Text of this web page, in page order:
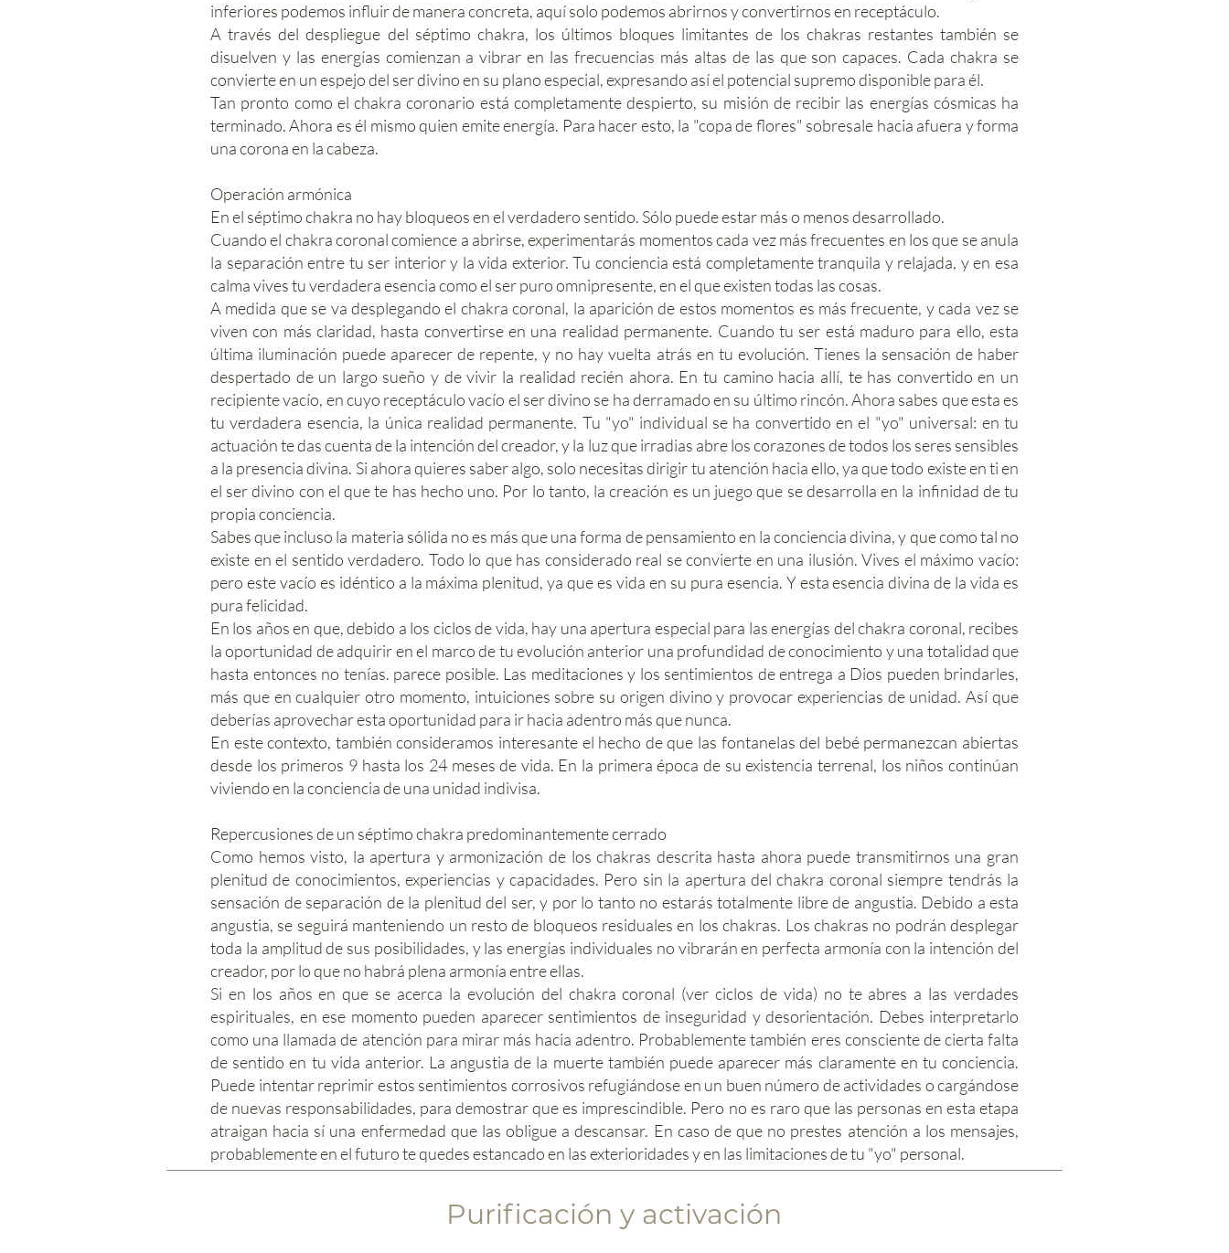
Purificación y activación
inferiores podemos influir de manera concreta, aquí solo podemos abrirnos y convertirnos en receptáculo.
A través del despliegue del séptimo chakra, los últimos bloques limitantes de los chakras restantes también se
disuelven y las energías comienzan a vibrar en las frecuencias más altas de las que son capaces. Cada chakra se
convierte en un espejo del ser divino en su plano especial, expresando así el potencial supremo disponible para él.
Tan pronto como el chakra coronario está completamente despierto, su misión de recibir las energías cósmicas ha
terminado. Ahora es él mismo quien emite energía. Para hacer esto, la "copa de flores" sobresale hacia afuera y forma
una corona en la cabeza.
Operación armónica
En el séptimo chakra no hay bloqueos en el verdadero sentido. Sólo puede estar más o menos desarrollado.
Cuando el chakra coronal comience a abrirse, experimentarás momentos cada vez más frecuentes en los que se anula
la separación entre tu ser interior y la vida exterior. Tu conciencia está completamente tranquila y relajada, y en esa
calma vives tu verdadera esencia como el ser puro omnipresente, en el que existen todas las cosas.
A medida que se va desplegando el chakra coronal, la aparición de estos momentos es más frecuente, y cada vez se
viven con más claridad, hasta convertirse en una realidad permanente. Cuando tu ser está maduro para ello, esta
última iluminación puede aparecer de repente, y no hay vuelta atrás en tu evolución. Tienes la sensación de haber
despertado de un largo sueño y de vivir la realidad recién ahora. En tu camino hacia allí, te has convertido en un
recipiente vacío, en cuyo receptáculo vacío el ser divino se ha derramado en su último rincón. Ahora sabes que esta es
tu verdadera esencia, la única realidad permanente. Tu "yo" individual se ha convertido en el "yo" universal: en tu
actuación te das cuenta de la intención del creador, y la luz que irradias abre los corazones de todos los seres sensibles
a la presencia divina. Si ahora quieres saber algo, solo necesitas dirigir tu atención hacia ello, ya que todo existe en ti en
el ser divino con el que te has hecho uno. Por lo tanto, la creación es un juego que se desarrolla en la infinidad de tu
propia conciencia.
Sabes que incluso la materia sólida no es más que una forma de pensamiento en la conciencia divina, y que como tal no
existe en el sentido verdadero. Todo lo que has considerado real se convierte en una ilusión. Vives el máximo vacío:
pero este vacío es idéntico a la máxima plenitud, ya que es vida en su pura esencia. Y esta esencia divina de la vida es
pura felicidad.
En los años en que, debido a los ciclos de vida, hay una apertura especial para las energías del chakra coronal, recibes
la oportunidad de adquirir en el marco de tu evolución anterior una profundidad de conocimiento y una totalidad que
hasta entonces no tenías. parece posible. Las meditaciones y los sentimientos de entrega a Dios pueden brindarles,
más que en cualquier otro momento, intuiciones sobre su origen divino y provocar experiencias de unidad. Así que
deberías aprovechar esta oportunidad para ir hacia adentro más que nunca.
En este contexto, también consideramos interesante el hecho de que las fontanelas del bebé permanezcan abiertas
desde los primeros 9 hasta los 24 meses de vida. En la primera época de su existencia terrenal, los niños continúan
viviendo en la conciencia de una unidad indivisa.
Repercusiones de un séptimo chakra predominantemente cerrado
Como hemos visto, la apertura y armonización de los chakras descrita hasta ahora puede transmitirnos una gran
plenitud de conocimientos, experiencias y capacidades. Pero sin la apertura del chakra coronal siempre tendrás la
sensación de separación de la plenitud del ser, y por lo tanto no estarás totalmente libre de angustia. Debido a esta
angustia, se seguirá manteniendo un resto de bloqueos residuales en los chakras. Los chakras no podrán desplegar
toda la amplitud de sus posibilidades, y las energías individuales no vibrarán en perfecta armonía con la intención del
creador, por lo que no habrá plena armonía entre ellas.
Si en los años en que se acerca la evolución del chakra coronal (ver ciclos de vida) no te abres a las verdades
espirituales, en ese momento pueden aparecer sentimientos de inseguridad y desorientación. Debes interpretarlo
como una llamada de atención para mirar más hacia adentro. Probablemente también eres consciente de cierta falta
de sentido en tu vida anterior. La angustia de la muerte también puede aparecer más claramente en tu conciencia.
Puede intentar reprimir estos sentimientos corrosivos refugiándose en un buen número de actividades o cargándose
de nuevas responsabilidades, para demostrar que es imprescindible. Pero no es raro que las personas en esta etapa
atraigan hacia sí una enfermedad que las obligue a descansar. En caso de que no prestes atención a los mensajes,
probablemente en el futuro te quedes estancado en las exterioridades y en las limitaciones de tu "yo" personal.